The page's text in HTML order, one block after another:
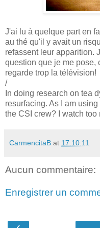
J'ai lu à quelque part en
au thé qu'il y avait un
refassent leur apparition.
question que je me pose,
regarde trop la télévision!
/
In doing research on tea
resurfacing. As I am
the CSI crew? I watch too
CarmencitaB at 17.10.11
Aucun commentaire:
Enregistrer un